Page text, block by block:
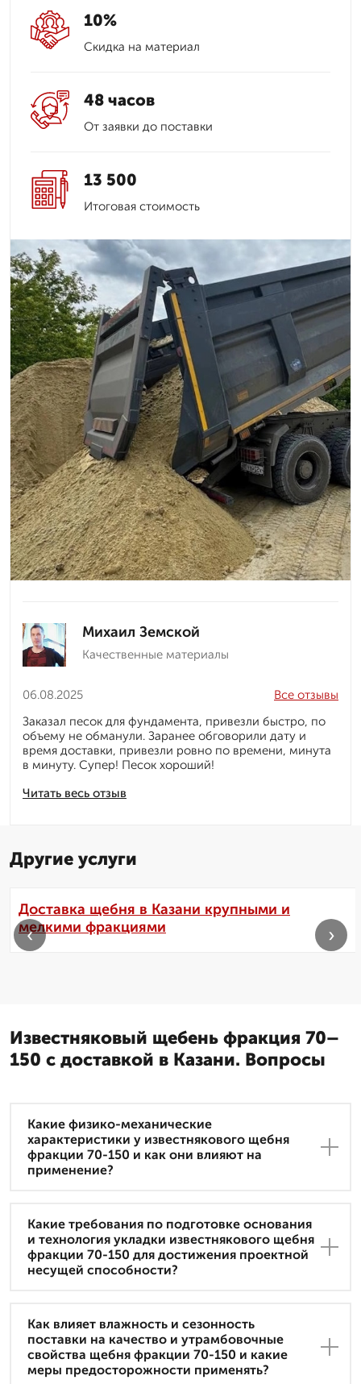
10%
Скидка на материал
48 часов
От заявки до поставки
13 500
Итоговая стоимость
Михаил Земской
Качественные материалы
06.08.2025
Читать весь отзыв
Все отзывы
Заказал песок для фундамента, привезли быстро, по
объему не обманули. Заранее обговорили дату и
время доставки, привезли ровно по времени, минута
в минуту. Супер! Песок хороший!
Другие услуги
Доставка щебня в Казани крупными и
мелкими фракциями
‹ ›
Известняковый щебень фракция 70–
150 с доставкой в Казани. Вопросы
Какие физико-механические
характеристики у известнякового щебня
фракции 70-150 и как они влияют на
применение?
Какие требования по подготовке основания
и технология укладки известнякового щебня
фракции 70-150 для достижения проектной
несущей способности?
Как влияет влажность и сезонность
поставки на качество и утрамбовочные
свойства щебня фракции 70-150 и какие
меры предосторожности применять?